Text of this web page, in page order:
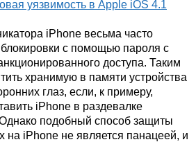
iPhone весьма часто
с помощью пароля с
доступа. Таким
хранимую в памяти устройства
глаз, если, к примеру,
iPhone в раздевалке
подобный способ защиты
на iPhone не является панацеей, и